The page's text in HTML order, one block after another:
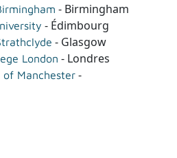
- Birmingham
- Édimbourg
- Glasgow
London - Londres
Manchester-